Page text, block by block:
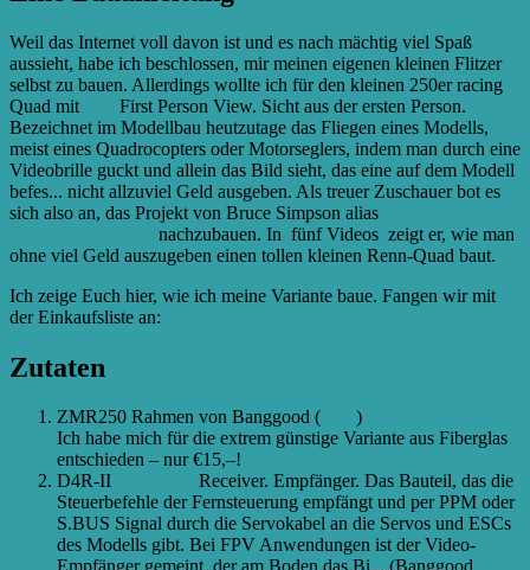
Weil das Internet voll davon ist und es nach mächtig viel Spaß
aussieht, habe ich beschlossen, mir meinen eigenen kleinen Flitzer
selbst zu bauen. Allerdings wollte ich für den kleinen 250er racing
Quad mit
First Person View. Sicht aus der ersten Person.
Bezeichnet im Modellbau heutzutage das Fliegen eines Modells,
meist eines Quadrocopters oder Motorseglers, indem man durch eine
Videobrille guckt und allein das Bild sieht, das eine auf dem Modell
befes... nicht allzuviel Geld ausgeben. Als treuer Zuschauer bot es
sich also an, das Projekt von Bruce Simpson alias
nachzubauen. In fünf Videos zeigt er, wie man
ohne viel Geld auszugeben einen tollen kleinen Renn-Quad baut.
Ich zeige Euch hier, wie ich meine Variante baue. Fangen wir mit
der Einkaufsliste an:
Zutaten
ZMR250 Rahmen von Banggood (
)
Ich habe mich für die extrem günstige Variante aus Fiberglas
entschieden – nur €15,–!
D4R-II
Receiver. Empfänger. Das Bauteil, das die
Steuerbefehle der Fernsteuerung empfängt und per PPM oder
S.BUS Signal durch die Servokabel an die Servos und ESCs
des Modells gibt. Bei FPV Anwendungen ist der Video-